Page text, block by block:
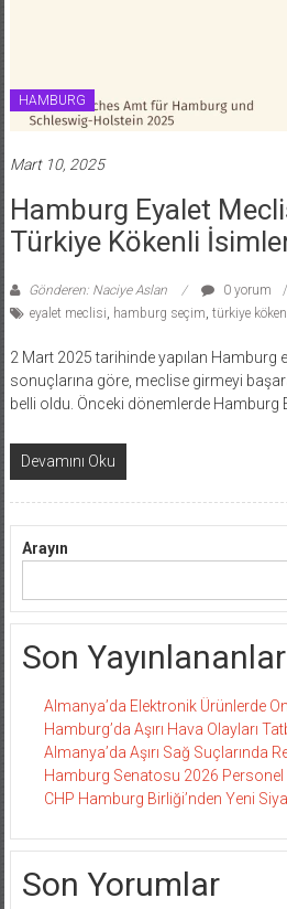
HAMBURG
Mart 10, 2025
Hamburg Eyalet
Türkiye Kökenli
Gönderen: Naciye Aslan
0 yorum
eyalet meclisi, hamburg seçim, türkiye
2 Mart 2025 tarihinde yapılan Hamburg
sonuçlarına göre, meclise girmeyi
belli oldu. Önceki dönemlerde Hamburg
Devamını Oku
Arayın
Son Yayınlananlar
Almanya’da Elektronik Ürünlerde
Hamburg’da Aşırı Hava Olayları
Almanya’da Aşırı Sağ Suçlarında
Hamburg Senatosu 2026 Personel
CHP Hamburg Birliği’nden Yeni
Son Yorumlar